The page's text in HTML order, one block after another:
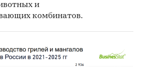
и
комбинатов.